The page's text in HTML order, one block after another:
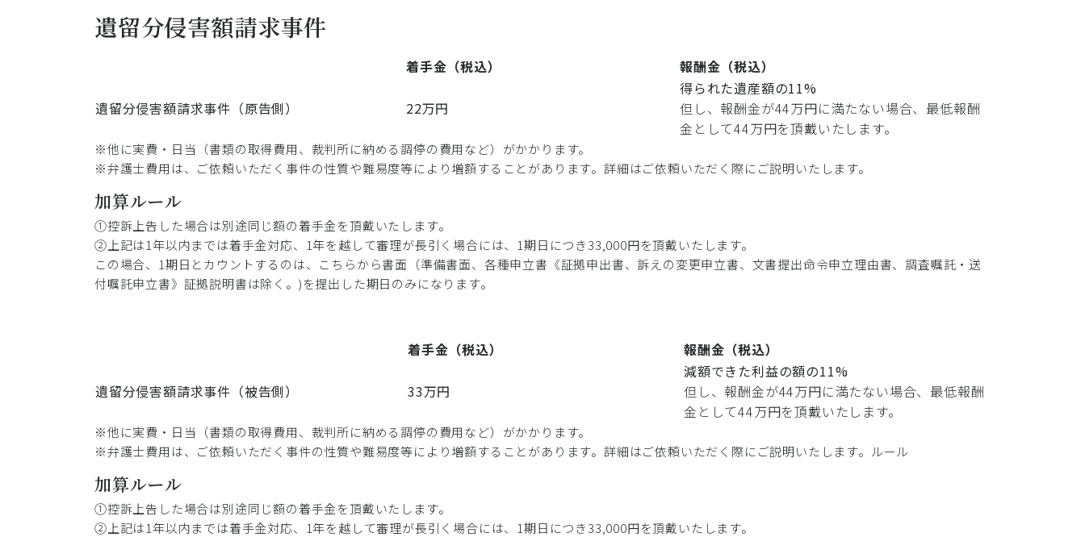
遺留分侵害額請求事件
着手金（税込） 報酬金（税込）
遺留分侵害額請求事件（原告側） 22万円
得られた遺産額の11%
但し、報酬金が44万円に満たない場合、最低報酬
金として44万円を頂戴いたします。
※他に実費・日当（書類の取得費用、裁判所に納める調停の費用など）がかかります。
※弁護士費用は、ご依頼いただく事件の性質や難易度等により増額することがあります。詳細はご依頼いただく際にご説明いたします。
加算ルール
①控訴上告した場合は別途同じ額の着手金を頂戴いたします。
②上記は1年以内までは着手金対応、1年を越して審理が長引く場合には、1期日につき33,000円を頂戴いたします。
この場合、1期日とカウントするのは、こちらから書面（準備書面、各種申立書《証拠申出書、訴えの変更申立書、文書提出命令申立理由書、調査嘱託・送
付嘱託申立書》証拠説明書は除く。)を提出した期日のみになります。
着手金（税込） 報酬金（税込）
遺留分侵害額請求事件（被告側） 33万円
減額できた利益の額の11%
但し、報酬金が44万円に満たない場合、最低報酬
金として44万円を頂戴いたします。
※他に実費・日当（書類の取得費用、裁判所に納める調停の費用など）がかかります。
※弁護士費用は、ご依頼いただく事件の性質や難易度等により増額することがあります。詳細はご依頼いただく際にご説明いたします。ルール
加算ルール
①控訴上告した場合は別途同じ額の着手金を頂戴いたします。
②上記は1年以内までは着手金対応、1年を越して審理が長引く場合には、1期日につき33,000円を頂戴いたします。